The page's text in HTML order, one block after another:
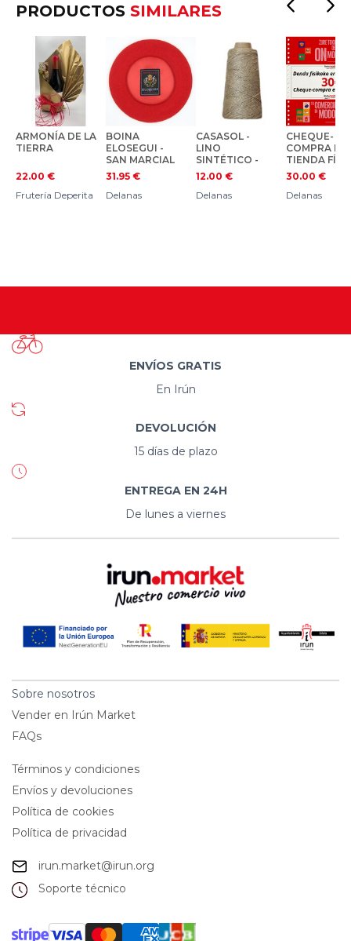
PRODUCTOS SIMILARES
ARMONÍA DE LA
TIERRA
22.00 €
Frutería Deperita
BOINA
ELOSEGUI -
SAN MARCIAL
31.95 €
Delanas
CASASOL -
LINO
SINTÉTICO -
COLOR
NATURAL
12.00 €
Delanas
CHEQUE-
COMPRA EN
TIENDA
30.00 €
Delanas
ENVÍOS GRATIS
En Irún
DEVOLUCIÓN
15 días de plazo
ENTREGA EN 24H
De lunes a viernes
Sobre nosotros
Vender en Irún Market
FAQs
Términos y condiciones
Envíos y devoluciones
Política de cookies
Política de privacidad
irun.market@irun.org
Soporte técnico